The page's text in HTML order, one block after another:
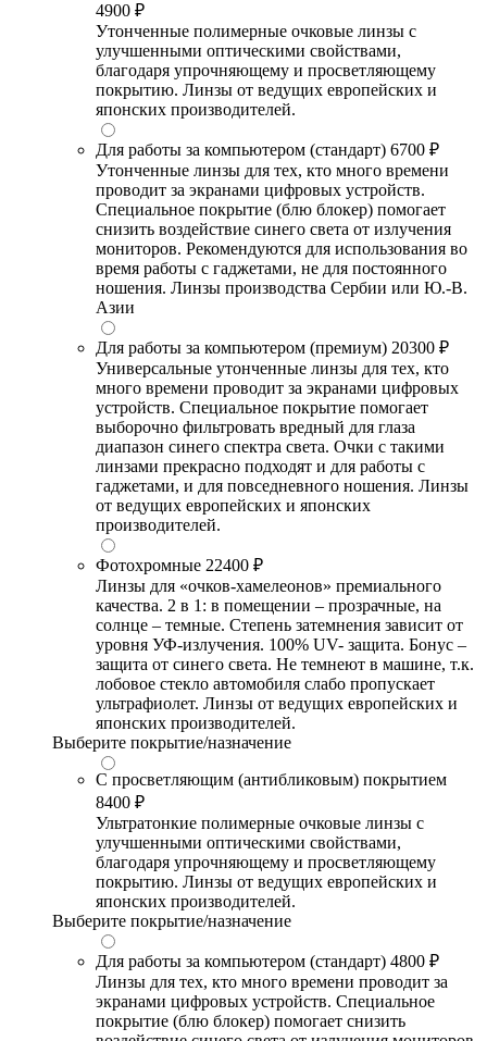
4900 ₽
Утонченные полимерные очковые линзы с
улучшенными оптическими свойствами,
благодаря упрочняющему и просветляющему
покрытию. Линзы от ведущих европейских и
японских производителей.
Для работы за компьютером (стандарт) 6700 ₽
Утонченные линзы для тех, кто много времени
проводит за экранами цифровых устройств.
Специальное покрытие (блю блокер) помогает
снизить воздействие синего света от излучения
мониторов. Рекомендуются для использования во
время работы с гаджетами, не для постоянного
ношения. Линзы производства Сербии или Ю.-В.
Азии
Для работы за компьютером (премиум) 20300 ₽
Универсальные утонченные линзы для тех, кто
много времени проводит за экранами цифровых
устройств. Специальное покрытие помогает
выборочно фильтровать вредный для глаза
диапазон синего спектра света. Очки с такими
линзами прекрасно подходят и для работы с
гаджетами, и для повседневного ношения. Линзы
от ведущих европейских и японских
производителей.
Фотохромные 22400 ₽
Линзы для «очков-хамелеонов» премиального
качества. 2 в 1: в помещении – прозрачные, на
солнце – темные. Степень затемнения зависит от
уровня УФ-излучения. 100% UV- защита. Бонус –
защита от синего света. Не темнеют в машине, т.к.
лобовое стекло автомобиля слабо пропускает
ультрафиолет. Линзы от ведущих европейских и
японских производителей.
Выберите покрытие/назначение
С просветляющим (антибликовым) покрытием
8400 ₽
Ультратонкие полимерные очковые линзы с
улучшенными оптическими свойствами,
благодаря упрочняющему и просветляющему
покрытию. Линзы от ведущих европейских и
японских производителей.
Выберите покрытие/назначение
Для работы за компьютером (стандарт) 4800 ₽
Линзы для тех, кто много времени проводит за
экранами цифровых устройств. Специальное
покрытие (блю блокер) помогает снизить